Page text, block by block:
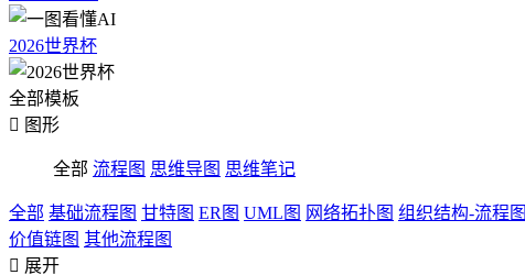
2026世界杯
全部模板
 图形
全部 流程图 思维导图 思维笔记
全部 基础流程图 甘特图 ER图 UML图 网络拓扑图 组织结构-流程图
价值链图 其他流程图
 展开